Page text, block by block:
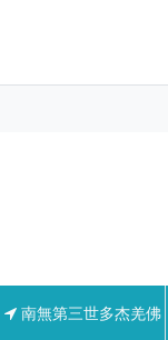
南無第三世多杰羌佛